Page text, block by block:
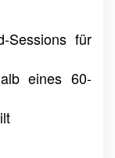
Sessions für
eines 60-